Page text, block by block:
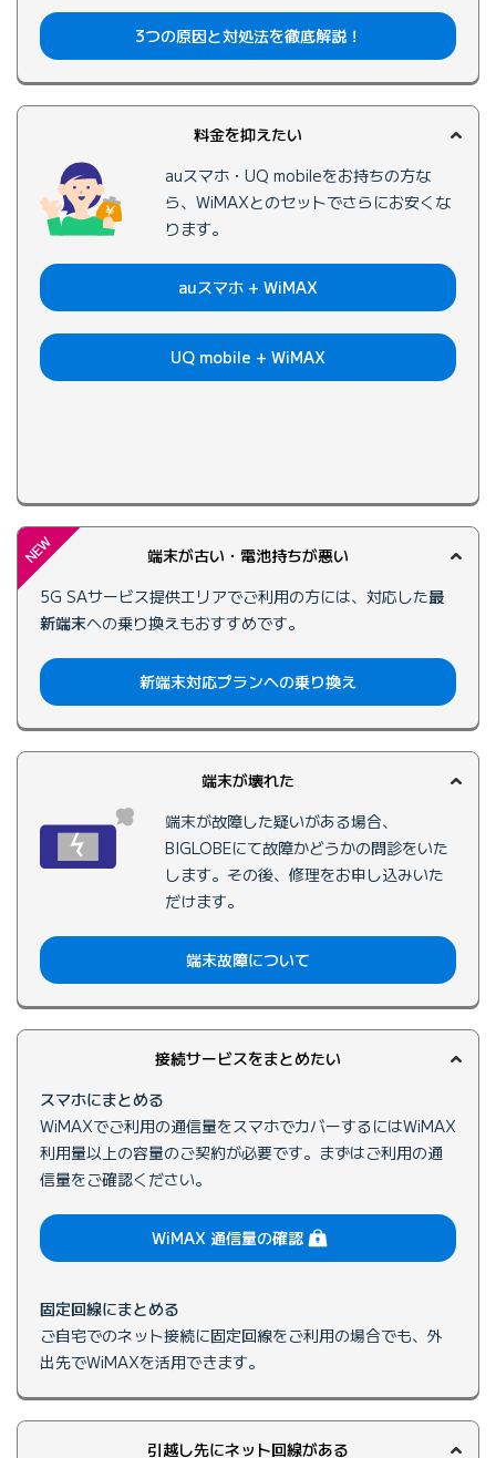
3つの原因と対処法を徹底解説！
料金を抑えたい
auスマホ・UQ mobileをお持ちの方な
ら、WiMAXとのセットでさらにお安くな
ります。
auスマホ + WiMAX
UQ mobile + WiMAX
端末が古い・電池持ちが悪い
NEW
5G SAサービス提供エリアでご利用の方には、対応した最
新端末への乗り換えもおすすめです。
新端末対応プランへの乗り換え
端末が壊れた
端末が故障した疑いがある場合、
BIGLOBEにて故障かどうかの問診をいた
します。その後、修理をお申し込みいた
だけます。
端末故障について
接続サービスをまとめたい
スマホにまとめる
WiMAXでご利用の通信量をスマホでカバーするにはWiMAX
利用量以上の容量のご契約が必要です。まずはご利用の通
信量をご確認ください。
WiMAX 通信量の確認（ログイン）
固定回線にまとめる
ご自宅でのネット接続に固定回線をご利用の場合でも、外
出先でWiMAXを活用できます。
引越し先にネット回線がある